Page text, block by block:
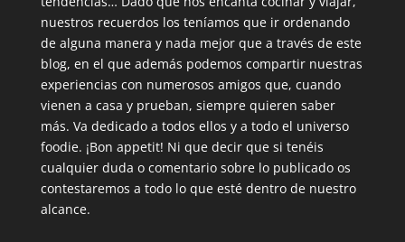
nuestros recuerdos los teníamos que ir ordenando
de alguna manera y nada mejor que a través de este
blog, en el que además podemos compartir nuestras
experiencias con numerosos amigos que, cuando
vienen a casa y prueban, siempre quieren saber
más. Va dedicado a todos ellos y a todo el universo
foodie. ¡Bon appetit! Ni que decir que si tenéis
cualquier duda o comentario sobre lo publicado os
contestaremos a todo lo que esté dentro de nuestro
alcance.